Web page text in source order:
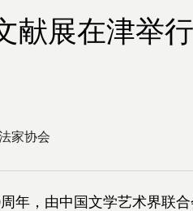
献展在津举行
家协会
，由中国文学艺术界联